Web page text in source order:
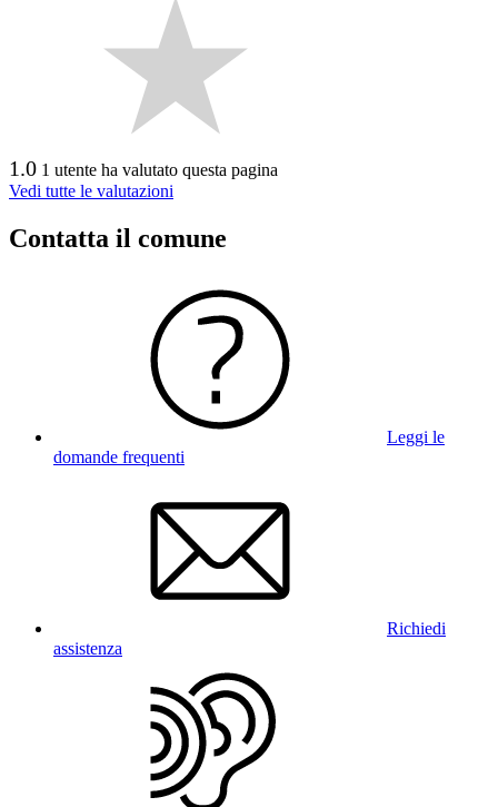
1.0 1 utente ha valutato questa pagina
Vedi tutte le valutazioni
Contatta il comune
Leggi le
domande frequenti
Richiedi
assistenza